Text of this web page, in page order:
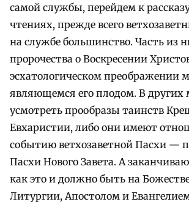
самой службы, перейдем к
чтениях, прежде всего
на службе большинство. Часть из
пророчества о Воскресении
эсхатологическом преображении
являющемся его плодом. В
усмотреть прообразы таинств
Евхаристии, либо они имеют
событию ветхозаветной Пасхи —
Пасхи Нового Завета. А
как это и должно быть на
Литургии, Апостолом и